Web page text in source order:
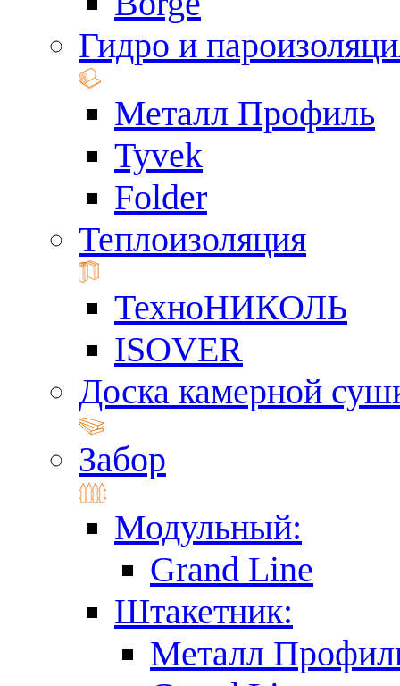
Гидро и
Металл Профиль
Tyvek
Folder
Теплоизоляция
ТехноНИКОЛЬ
ISOVER
Доска камерной
Забор
Модульный:
Grand Line
Штакетник:
Металл